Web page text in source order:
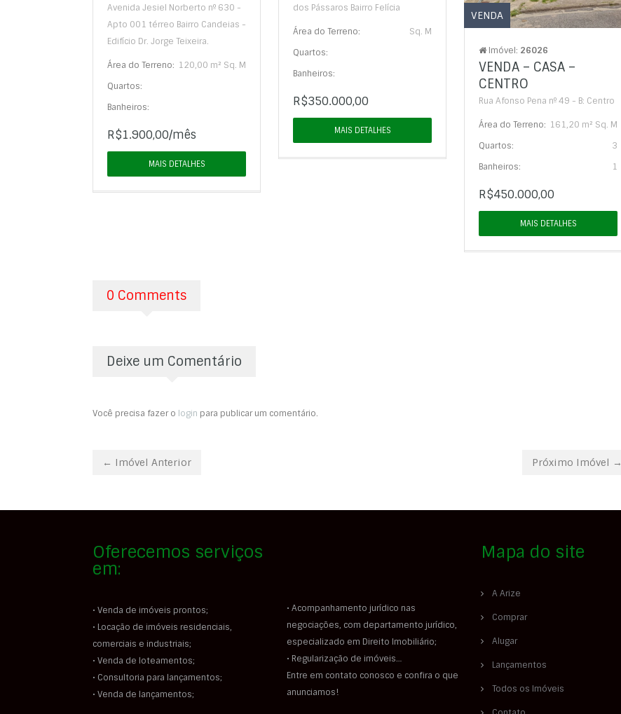
Avenida Jesiel Norberto nº 630 -
Apto 001 térreo Bairro Candeias -
Edifício Dr. Jorge Teixeira.
Área do Terreno: 120,00 m² Sq. M
Quartos:
Banheiros:
R$1.900,00/mês
MAIS DETALHES
dos Pássaros Bairro Felícia
Área do Terreno:
Sq. M
Quartos:
Banheiros:
R$350.000,00
MAIS DETALHES
VENDA
Imóvel: 26026
VENDA – CASA –
CENTRO
Rua Afonso Pena nº 49 - B: Centro
Área do Terreno: 161,20 m² Sq. M
Quartos:
3
Banheiros:
1
R$450.000,00
MAIS DETALHES
0 Comments
Deixe um Comentário
Você precisa fazer o login para publicar um comentário.
← Imóvel Anterior Próximo Imóvel →
Oferecemos serviços
em:
• Venda de imóveis prontos;
• Locação de imóveis residenciais,
comerciais e industriais;
• Venda de loteamentos;
• Consultoria para lançamentos;
• Venda de lançamentos;
• Acompanhamento jurídico nas
negociações, com departamento jurídico,
especializado em Direito Imobiliário;
• Regularização de imóveis…
Entre em contato conosco e confira o que
anunciamos!
Mapa do site
A Arize
Comprar
Alugar
Lançamentos
Todos os Imóveis